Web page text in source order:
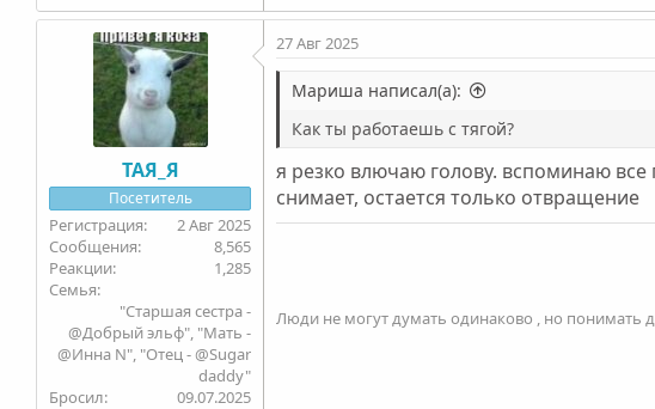
ТАЯ_Я
Посетитель
2 Авг 2025
8,565
1,285
Семья
"Старшая сестра -
@Добрый эльф", "Мать -
@Инна N", "Отец - @Sugar
daddy"
Бросил
09.07.2025
27 Авг 2025
Мариша написал(а):
Как ты работаешь с тягой?
я резко влючаю голову. вспоминаю все
снимает, остается только отвращение
Люди не могут думать одинаково , но понимать